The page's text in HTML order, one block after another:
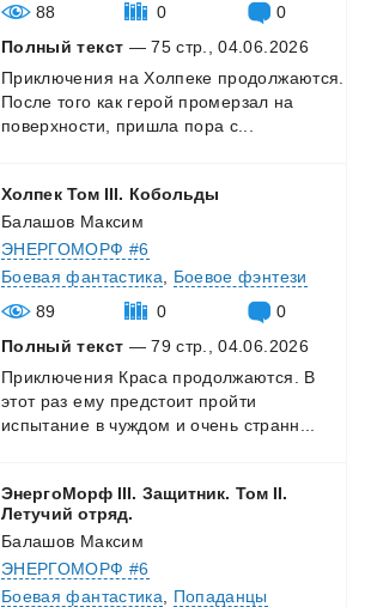
88
0
0
Полный текст — 75 стр., 04.06.2026
Приключения на Холпеке продолжаются.
После того как герой промерзал на
поверхности,
пришла пора с...
Холпек Том III. Кобольды
Балашов Максим
ЭНЕРГОМОРФ #6
Боевая фантастика
Боевое фэнтези
89
0
0
Полный текст — 79 стр., 04.06.2026
Приключения Краса продолжаются.
В
этот раз ему предстоит пройти
испытание в чуждом и очень странн...
ЭнергоМорф III. Защитник. Том II.
Летучий отряд.
Балашов Максим
ЭНЕРГОМОРФ #6
Боевая фантастика
Попаданцы